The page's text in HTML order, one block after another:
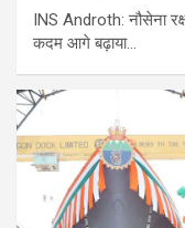
INS Androth: नौसेना
कदम आगे बढ़ाया…